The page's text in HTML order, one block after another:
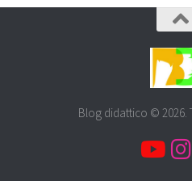
Blog didattico © 2026.